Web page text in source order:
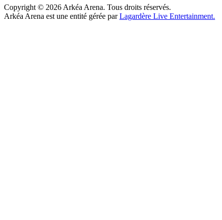
Copyright © 2026 Arkéa Arena. Tous droits réservés.
Arkéa Arena est une entité gérée par Lagardère Live Entertainment.